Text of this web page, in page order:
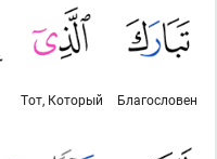
Благословен
Тот, Который